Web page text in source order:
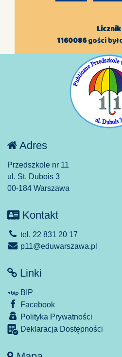
Licznik
1160086gości
Adres
Przedszkole nr 11
ul. St. Dubois 3
00-184 Warszawa
Kontakt
tel. 22 831 20 17
p11@eduwarszawa.pl
Linki
BIP
Facebook
Polityka Prywatności
Deklaracja Dostępności